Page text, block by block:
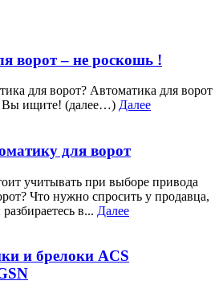
ворот – не роскошь !
для ворот? Автоматика для ворот
Вы ищите! (далее…) Далее
для ворот
учитывать при выборе привода
Что нужно спросить у продавца,
в... Далее
и брелоки ACS